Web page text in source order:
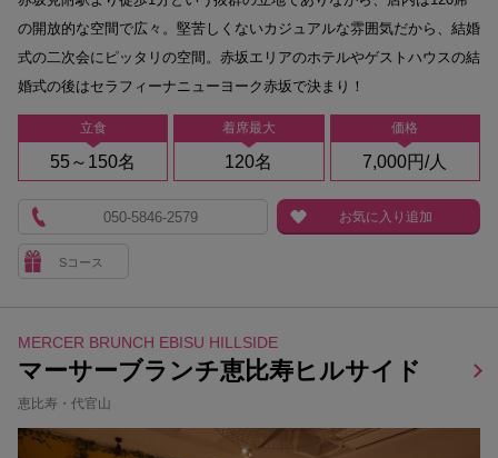
立食
55～150名
着席最大
120名
価格
7,000円/人
の開放的な空間で広々。堅苦しくないカジュアルな雰囲気だから、結婚
式の二次会にピッタリの空間。赤坂エリアのホテルやゲストハウスの結
婚式の後はセラフィーナニューヨーク赤坂で決まり！
Sコース
050-5846-2579 お気に入り追加
MERCER BRUNCH EBISU HILLSIDE
マーサーブランチ恵比寿ヒルサイド
恵比寿・代官山